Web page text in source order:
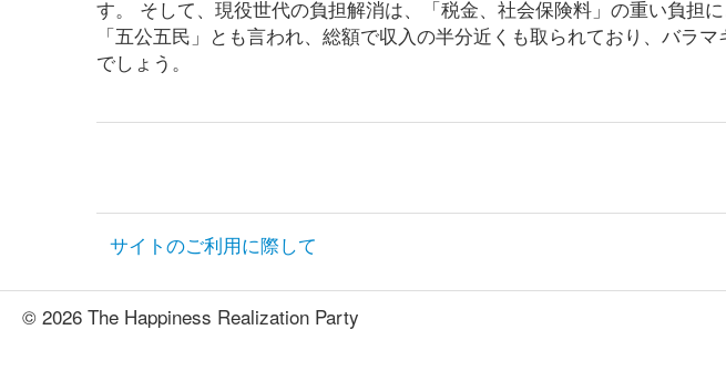
す。 そして、現役世代の負担解消は、「税金、社会保険料」の重い負担
「五公五民」とも言われ、総額で収入の半分近くも取られており、バラ
でしょう。
サイトのご利用に際して
© 2026 The Happiness Realization Party